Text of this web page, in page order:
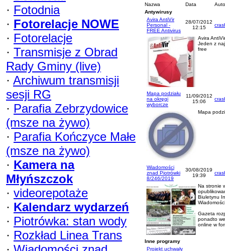
· Fotodnia
· Fotorelacje NOWE
· Fotorelacje
· Transmisje z Obrad
Rady Gminy (live)
· Archiwum transmisji
sesji RG
· Parafia Zebrzydowice
(msze na żywo)
· Parafia Kończyce Małe
(msze na żywo)
· Kamera na
Młyńszczok
· videorepotaże
· Kalendarz wydarzeń
· Piotrówka: stan wody
· Rozkład Linea Trans
Nazwa Data
Antywirusy
Avira AntiVir
Personal -
FREE Antivirus
28/07/2012
12:15
Avira
Jeden z
free
Mapa podziału
na okręgi
wyborcze
11/09/2012
15:06
Mapa
Wiadomości
znad Piotrówki
8/246/2019
30/08/2019
19:39
Na stronie
Biuletynu
Gazeta
ponadto
online w
Inne programy
Projekt uchwały